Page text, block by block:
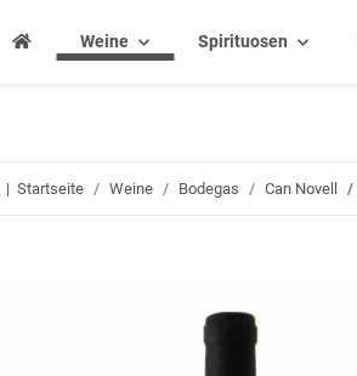
Weine Spirituosen
Startseite Weine Bodegas Can Novell